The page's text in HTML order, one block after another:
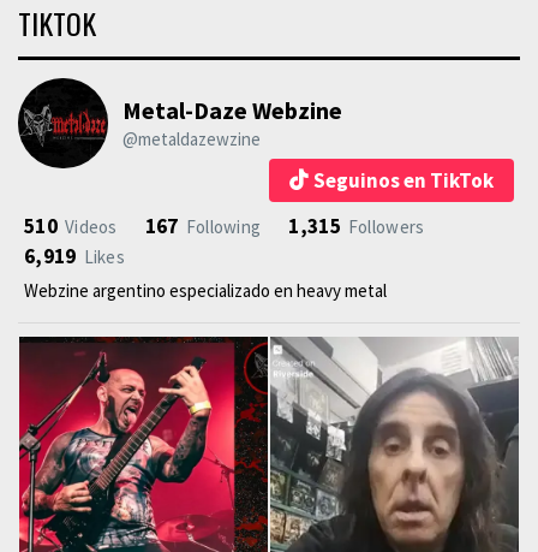
TIKTOK
Metal-Daze Webzine
@metaldazewzine
Seguinos en TikTok
510 Videos 167 Following 1,315 Followers
6,919 Likes
Webzine argentino especializado en heavy metal